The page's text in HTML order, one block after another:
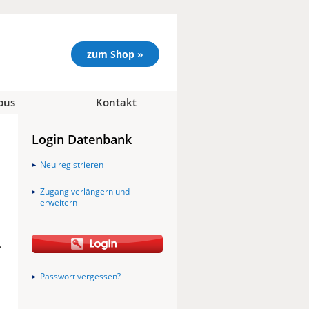
zum Shop »
Kontakt
Login Datenbank
Neu registrieren
Zugang verlängern und
erweitern
Passwort vergessen?